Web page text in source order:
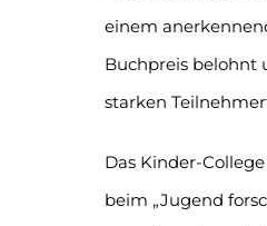
einem
Buchpreis belohnt
starken
Das Kinder-
beim „Jugend